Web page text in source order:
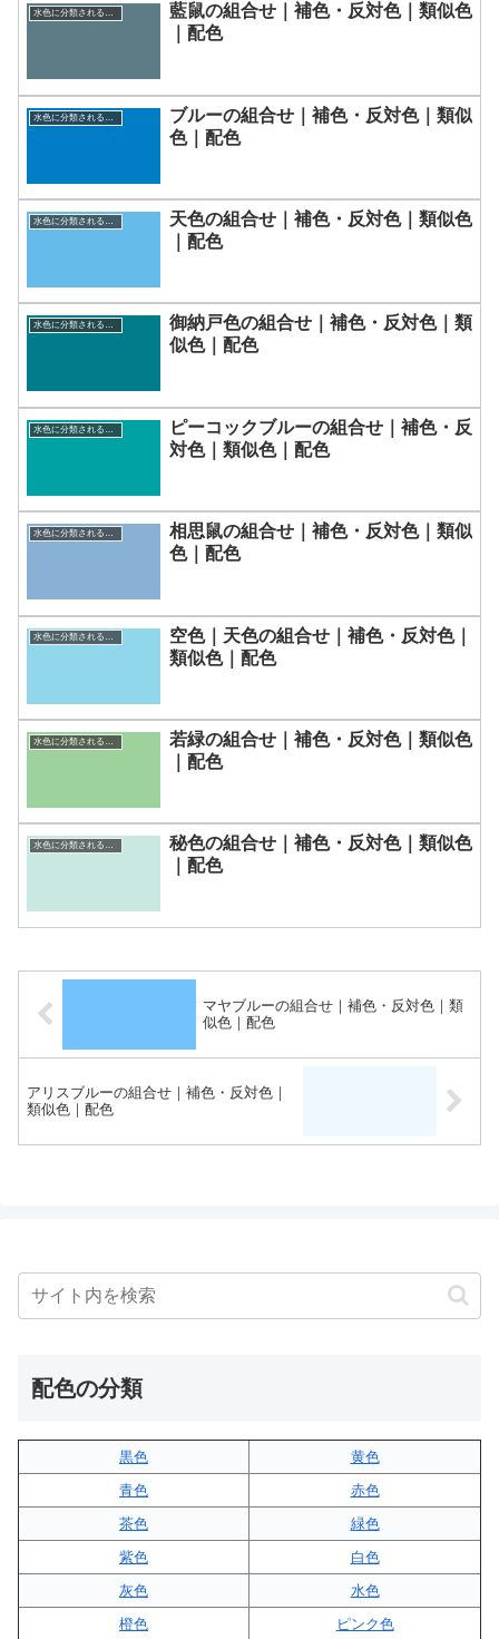
水色に分類される色一覧
藍鼠の組合せ｜補色・反対色｜類似色
｜配色
ブルーの組合せ｜補色・反対色｜類似
色｜配色
水色に分類される色一覧
天色の組合せ｜補色・反対色｜類似色
｜配色
水色に分類される色一覧
御納戸色の組合せ｜補色・反対色｜類
似色｜配色
ピーコックブルーの組合せ｜補色・反
対色｜類似色｜配色
水色に分類される色一覧
相思鼠の組合せ｜補色・反対色｜類似
色｜配色
水色に分類される色一覧
空色｜天色の組合せ｜補色・反対色｜
類似色｜配色
水色に分類される色一覧
若緑の組合せ｜補色・反対色｜類似色
｜配色
水色に分類される色一覧
秘色の組合せ｜補色・反対色｜類似色
｜配色
マヤブルーの組合せ｜補色・反対色｜類
似色｜配色
アリスブルーの組合せ｜補色・反対色｜
類似色｜配色
配色の分類
黒色
黄色
青色
赤色
茶色
緑色
紫色
白色
灰色
水色
橙色
ピンク色